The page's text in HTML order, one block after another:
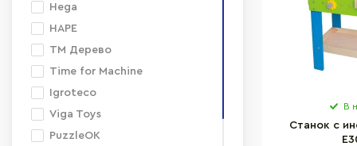
Hega
HAPE
ТМ Дерево
Time for Machine
Igroteco
Viga Toys
PuzzleOK
В
Станок с